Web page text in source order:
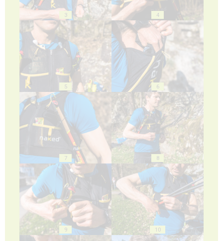
3 4
5 6
7 8
9 10